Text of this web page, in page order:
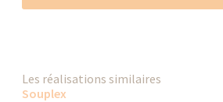
Les réalisations similaires
Souplex